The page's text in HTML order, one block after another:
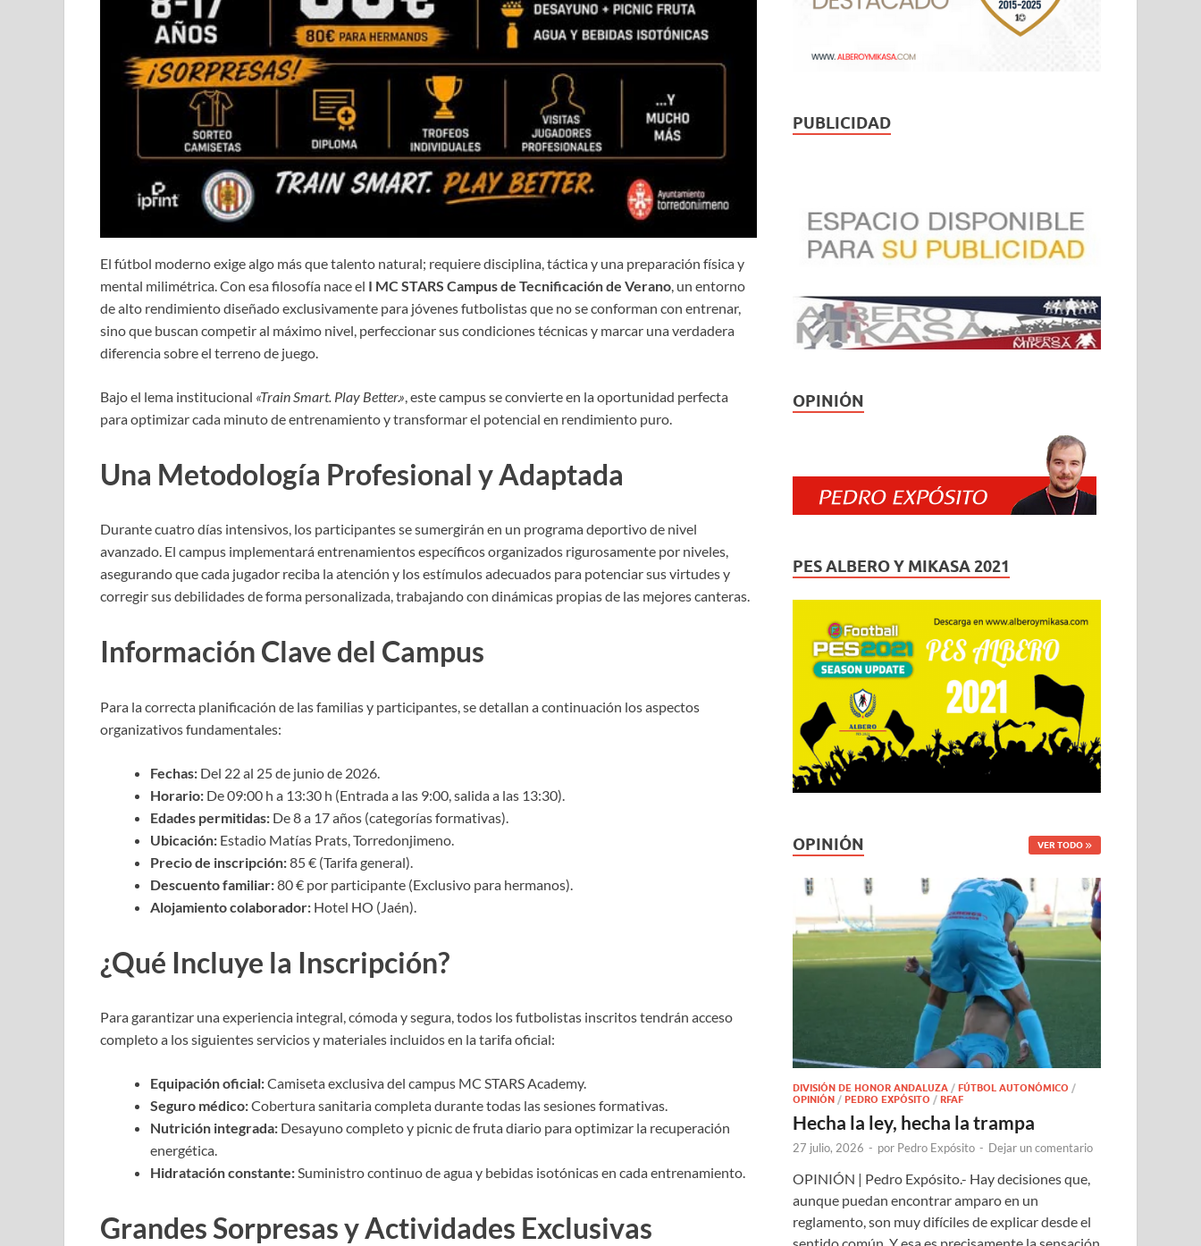
El fútbol moderno exige algo más que talento natural; requiere disciplina, táctica y una preparación física y
mental milimétrica. Con esa filosofía nace el I MC STARS Campus de Tecnificación de Verano , un entorno
de alto rendimiento diseñado exclusivamente para jóvenes futbolistas que no se conforman con entrenar,
sino que buscan competir al máximo nivel, perfeccionar sus condiciones técnicas y marcar una verdadera
diferencia sobre el terreno de juego.
Bajo el lema institucional «Train Smart. Play Better.» , este campus se convierte en la oportunidad perfecta
para optimizar cada minuto de entrenamiento y transformar el potencial en rendimiento puro.
Una Metodología Profesional y Adaptada
Durante cuatro días intensivos, los participantes se sumergirán en un programa deportivo de nivel
avanzado. El campus implementará entrenamientos específicos organizados rigurosamente por niveles,
asegurando que cada jugador reciba la atención y los estímulos adecuados para potenciar sus virtudes y
corregir sus debilidades de forma personalizada, trabajando con dinámicas propias de las mejores canteras.
Información Clave del Campus
Para la correcta planificación de las familias y participantes, se detallan a continuación los aspectos
organizativos fundamentales:
Fechas: Del 22 al 25 de junio de 2026.
Horario: De 09:00 h a 13:30 h (Entrada a las 9:00, salida a las 13:30).
Edades permitidas: De 8 a 17 años (categorías formativas).
Ubicación: Estadio Matías Prats, Torredonjimeno.
Precio de inscripción:85 € (Tarifa general).
Descuento familiar:80 € por participante (Exclusivo para hermanos).
Alojamiento colaborador: Hotel HO (Jaén).
¿Qué Incluye la Inscripción?
Para garantizar una experiencia integral, cómoda y segura, todos los futbolistas inscritos tendrán acceso
completo a los siguientes servicios y materiales incluidos en la tarifa oficial:
Equipación oficial:Camiseta exclusiva del campus MC STARS Academy.
Seguro médico:Cobertura sanitaria completa durante todas las sesiones formativas.
Nutrición integrada: Desayuno completo y picnic de fruta diario para optimizar la recuperación
energética.
Hidratación constante:Suministro continuo de agua y bebidas isotónicas en cada entrenamiento.
Grandes Sorpresas y Actividades Exclusivas
PUBLICIDAD
OPINIÓN
PES ALBERO Y MIKASA 2021
OPINIÓN VER TODO
DIVISIÓN DE HONOR ANDALUZA /FÚTBOL AUTONÓMICO /
OPINIÓN /PEDRO EXPÓSITO /RFAF
Hecha la ley, hecha la trampa
27 julio, 2026 - por Pedro Expósito - Dejar un comentario
OPINIÓN | Pedro Expósito.- Hay decisiones que,
aunque puedan encontrar amparo en un
reglamento, son muy difíciles de explicar desde el
sentido común. Y esa es precisamente la sensación